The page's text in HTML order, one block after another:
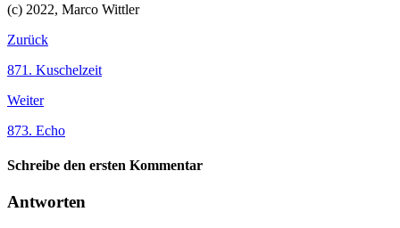
(c) 2022, Marco Wittler
Zurück
871. Kuschelzeit
Weiter
873. Echo
Schreibe den ersten Kommentar
Antworten